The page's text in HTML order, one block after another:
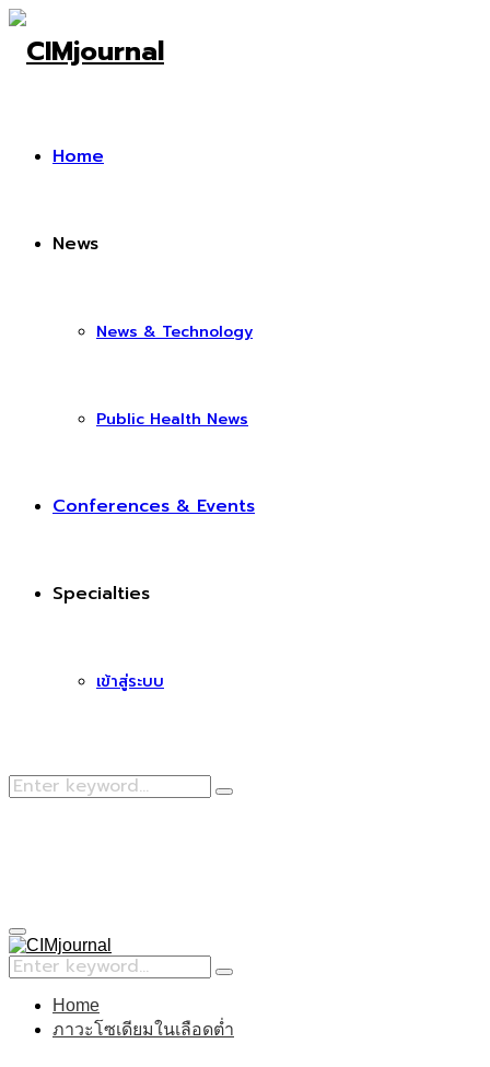
Home
News
News & Technology
Public Health News
Conferences & Events
Specialties
เข้าสู่ระบบ
Search
Search
Primary
Menu
Search
for:
Search
Home
ภาวะโซเดียมในเลือดต่ำ